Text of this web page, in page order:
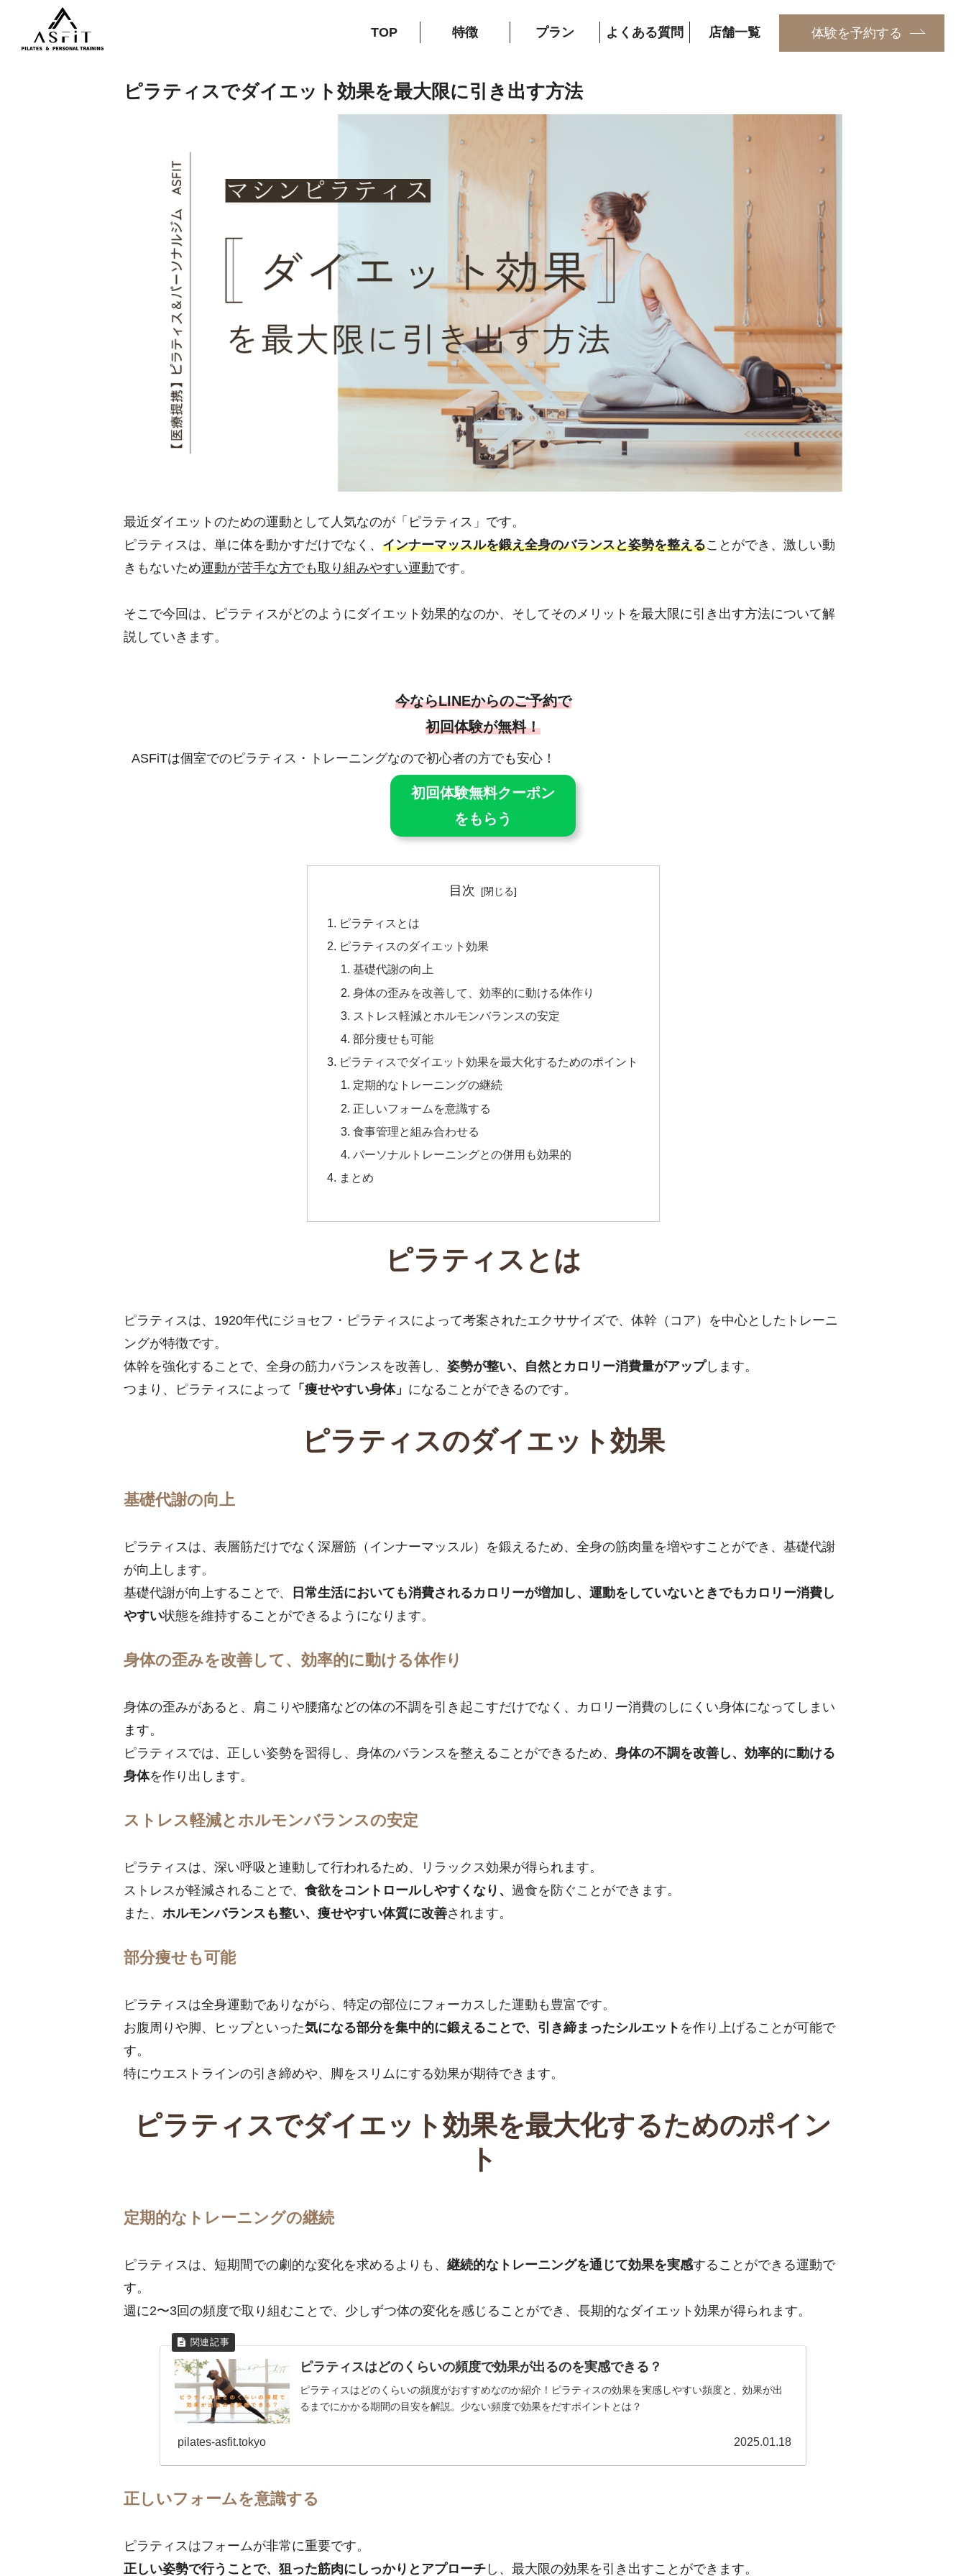
体験を予約する
TOP 特徴 プラン よくある質問 店舗一覧
ピラティスでダイエット効果を最大限に引き出す方法
最近ダイエットのための運動として人気なのが「ピラティス」です。
ピラティスは、単に体を動かすだけでなく、 インナーマッスルを鍛え全身のバランスと姿勢を整えることができ、激しい動
きもないため運動が苦手な方でも取り組みやすい運動です。
そこで今回は、ピラティスがどのようにダイエット効果的なのか、そしてそのメリットを最大限に引き出す方法について解
説していきます。
今ならLINEからのご予約で
初回体験が無料！
ASFiTは個室でのピラティス・トレーニングなので初心者の方でも安心！
初回体験無料クーポン
をもらう
目次
ピラティスとは
ピラティスのダイエット効果
基礎代謝の向上
身体の歪みを改善して、効率的に動ける体作り
ストレス軽減とホルモンバランスの安定
部分痩せも可能
ピラティスでダイエット効果を最大化するためのポイント
定期的なトレーニングの継続
正しいフォームを意識する
食事管理と組み合わせる
パーソナルトレーニングとの併用も効果的
まとめ
ピラティスとは
ピラティスは、1920年代にジョセフ・ピラティスによって考案されたエクササイズで、体幹（コア）を中心としたトレーニ
ングが特徴です。
体幹を強化することで、全身の筋力バランスを改善し、 姿勢が整い、自然とカロリー消費量がアップします。
つまり、ピラティスによって 「痩せやすい身体」 になることができるのです。
ピラティスのダイエット効果
基礎代謝の向上
ピラティスは、表層筋だけでなく深層筋（インナーマッスル）を鍛えるため、全身の筋肉量を増やすことができ、基礎代謝
が向上します。
基礎代謝が向上することで、
日常生活においても消費されるカロリーが増加し、運動をしていないときでもカロリー消費し
やすい状態を維持することができるようになります。
身体の歪みを改善して、効率的に動ける体作り
身体の歪みがあると、肩こりや腰痛などの体の不調を引き起こすだけでなく、カロリー消費のしにくい身体になってしまい
ます。
ピラティスでは、正しい姿勢を習得し、身体のバランスを整えることができるため、 身体の不調を改善し、効率的に動ける
身体を作り出します。
ストレス軽減とホルモンバランスの安定
ピラティスは、深い呼吸と連動して行われるため、リラックス効果が得られます。
ストレスが軽減されることで、 食欲をコントロールしやすくなり、 過食を防ぐことができます。
また、 ホルモンバランスも整い、痩せやすい体質に改善されます。
部分痩せも可能
ピラティスは全身運動でありながら、特定の部位にフォーカスした運動も豊富です。
お腹周りや脚、ヒップといった気になる部分を集中的に鍛えることで、引き締まったシルエット を作り上げることが可能で
す。
特にウエストラインの引き締めや、脚をスリムにする効果が期待できます。
ピラティスでダイエット効果を最大化するためのポイン
ト
定期的なトレーニングの継続
ピラティスは、短期間での劇的な変化を求めるよりも、 継続的なトレーニングを通じて効果を実感することができる運動で
す。
週に2〜3回の頻度で取り組むことで、少しずつ体の変化を感じることができ、長期的なダイエット効果が得られます。
ピラティスはどのくらいの頻度で効果が出るのを実感できる？
ピラティスはどのくらいの頻度がおすすめなのか紹介！ピラティスの効果を実感しやすい頻度と、効果が出
るまでにかかる期間の目安を解説。少ない頻度で効果をだすポイントとは？
pilates-asfit.tokyo 2025.01.18
正しいフォームを意識する
ピラティスはフォームが非常に重要です。
正しい姿勢で行うことで、狙った筋肉にしっかりとアプローチ し、最大限の効果を引き出すことができます。